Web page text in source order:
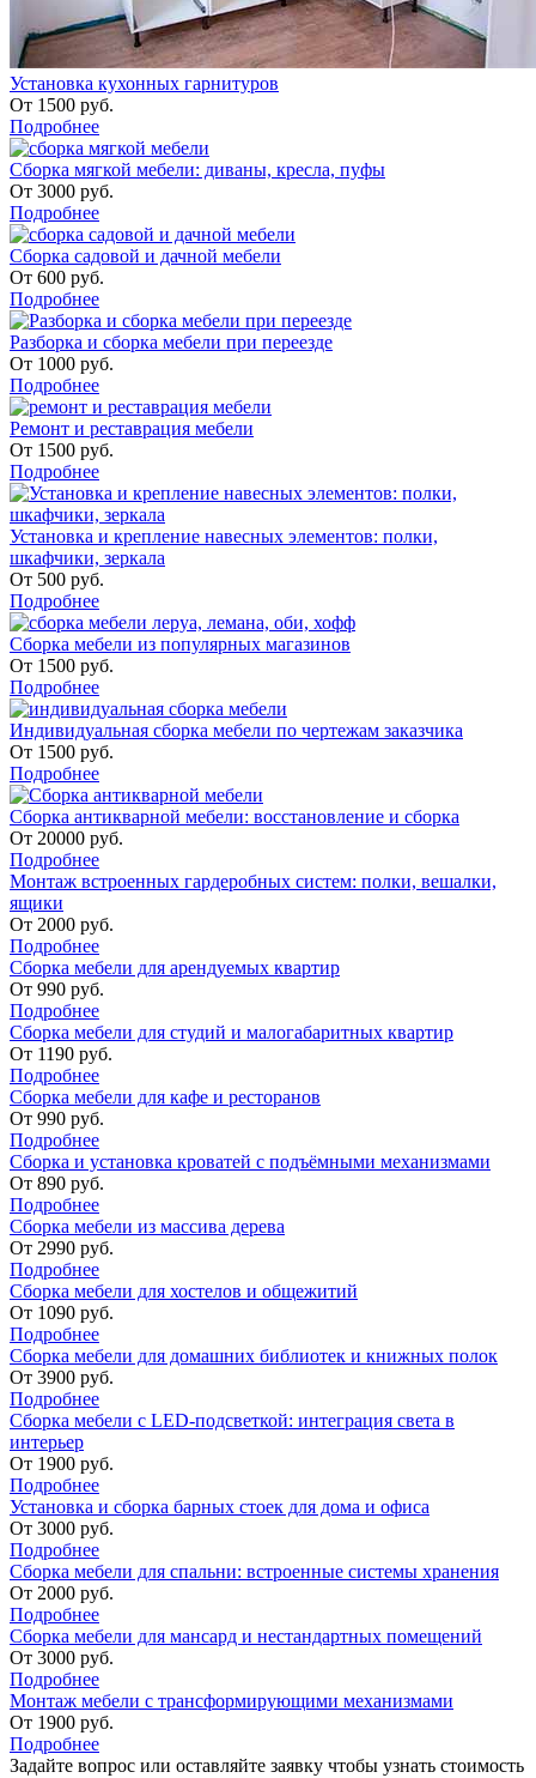
Установка кухонных гарнитуров
От 1500 руб.
Подробнее
Сборка мягкой мебели: диваны, кресла, пуфы
От 3000 руб.
Подробнее
Сборка садовой и дачной мебели
От 600 руб.
Подробнее
Разборка и сборка мебели при переезде
От 1000 руб.
Подробнее
Ремонт и реставрация мебели
От 1500 руб.
Подробнее
Установка и крепление навесных элементов: полки,
шкафчики, зеркала
От 500 руб.
Подробнее
Сборка мебели из популярных магазинов
От 1500 руб.
Подробнее
Индивидуальная сборка мебели по чертежам заказчика
От 1500 руб.
Подробнее
Сборка антикварной мебели: восстановление и сборка
От 20000 руб.
Подробнее
Монтаж встроенных гардеробных систем: полки, вешалки,
ящики
От 2000 руб.
Подробнее
Сборка мебели для арендуемых квартир
От 990 руб.
Подробнее
Сборка мебели для студий и малогабаритных квартир
От 1190 руб.
Подробнее
Сборка мебели для кафе и ресторанов
От 990 руб.
Подробнее
Сборка и установка кроватей с подъёмными механизмами
От 890 руб.
Подробнее
Сборка мебели из массива дерева
От 2990 руб.
Подробнее
Сборка мебели для хостелов и общежитий
От 1090 руб.
Подробнее
Сборка мебели для домашних библиотек и книжных полок
От 3900 руб.
Подробнее
Сборка мебели с LED-подсветкой: интеграция света в
интерьер
От 1900 руб.
Подробнее
Установка и сборка барных стоек для дома и офиса
От 3000 руб.
Подробнее
Сборка мебели для спальни: встроенные системы хранения
От 2000 руб.
Подробнее
Сборка мебели для мансард и нестандартных помещений
От 3000 руб.
Подробнее
Монтаж мебели с трансформирующими механизмами
От 1900 руб.
Подробнее
Задайте вопрос или оставляйте заявку чтобы узнать стоимость